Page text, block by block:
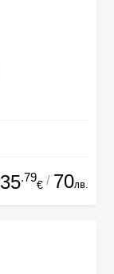
35.79
€ / 70лв.